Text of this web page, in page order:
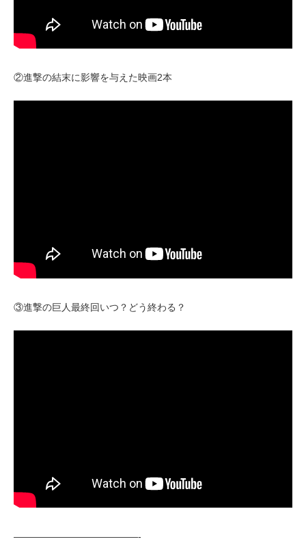
②進撃の結末に影響を与えた映画2本
③進撃の巨人最終回いつ？どう終わる？
—————————————-